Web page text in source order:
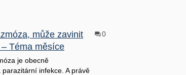
může zavinit
Téma měsíce
0
je obecně
parazitární infekce. A právě